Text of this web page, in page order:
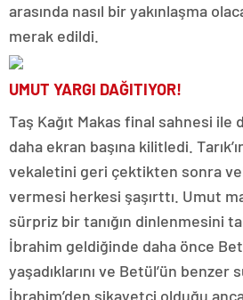
arasında nasıl bir yakınlaşma
merak edildi.
UMUT YARGI DAĞITIYOR!
Taş Kağıt Makas final sahnesi ile
daha ekran başına kilitledi.
vekaletini geri çektikten sonra
vermesi herkesi şaşırttı. Umut
sürpriz bir tanığın dinlenmesini
İbrahim geldiğinde daha önce
yaşadıklarını ve Betül’ün benzer
İbrahim’den şikayetçi olduğu